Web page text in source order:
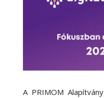
A PRIMOM